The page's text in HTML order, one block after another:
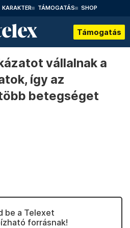
KARAKTER TÁMOGATÁS SHOP
Támogatás
vállalnak a
így az
betegséget
be a Telexet
forrásnak!